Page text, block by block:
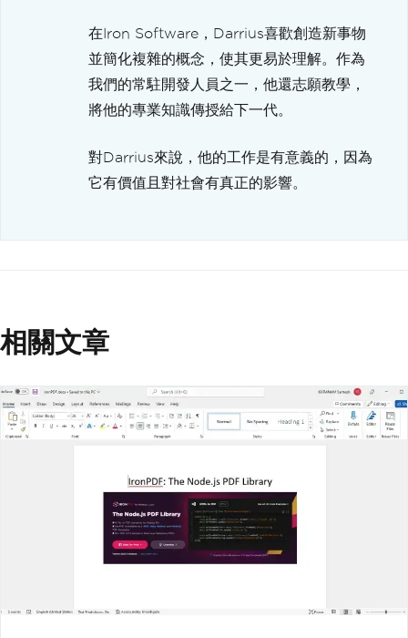
在Iron Software，Darrius喜歡創造新事物
並簡化複雜的概念，使其更易於理解。作為
我們的常駐開發人員之一，他還志願教學，
將他的專業知識傳授給下一代。
對Darrius來說，他的工作是有意義的，因為
它有價值且對社會有真正的影響。
相關文章